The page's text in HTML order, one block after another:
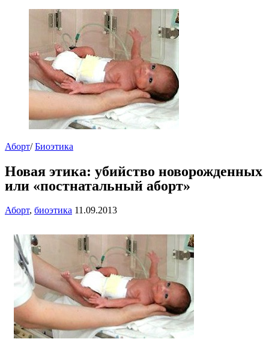
Аборт/Биоэтика
Новая этика: убийство новорожденных
или «постнатальный аборт»
Аборт, биоэтика 11.09.2013